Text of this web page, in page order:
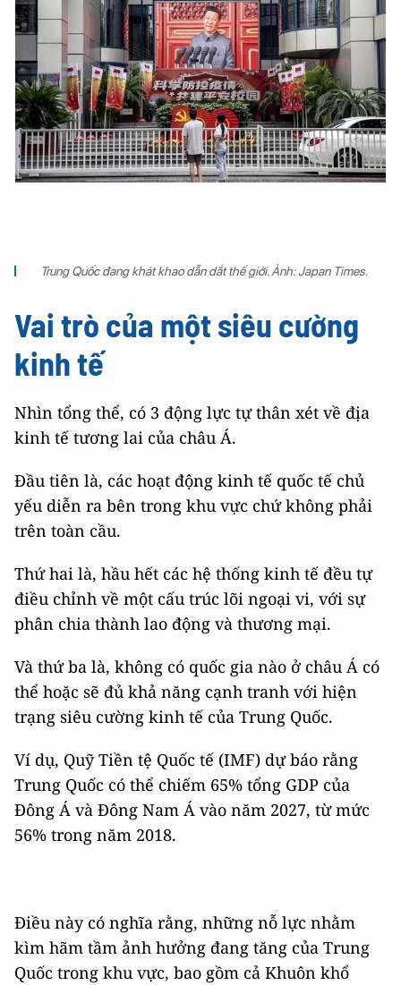
Trung Quốc đang khát khao dẫn dắt thế giới. Ảnh: Japan Times.
Vai trò của một siêu cường
kinh tế
Nhìn tổng thể, có 3 động lực tự thân xét về địa
kinh tế tương lai của châu Á.
Đầu tiên là, các hoạt động kinh tế quốc tế chủ
yếu diễn ra bên trong khu vực chứ không phải
trên toàn cầu.
Thứ hai là, hầu hết các hệ thống kinh tế đều tự
điều chỉnh về một cấu trúc lõi ngoại vi, với sự
phân chia thành lao động và thương mại.
Và thứ ba là, không có quốc gia nào ở châu Á có
thể hoặc sẽ đủ khả năng cạnh tranh với hiện
trạng siêu cường kinh tế của Trung Quốc.
Ví dụ, Quỹ Tiền tệ Quốc tế (IMF) dự báo rằng
Trung Quốc có thể chiếm 65% tổng GDP của
Đông Á và Đông Nam Á vào năm 2027, từ mức
56% trong năm 2018.
Điều này có nghĩa rằng, những nỗ lực nhằm
kìm hãm tầm ảnh hưởng đang tăng của Trung
Quốc trong khu vực, bao gồm cả Khuôn khổ